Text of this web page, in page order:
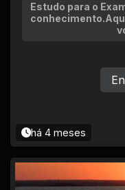
Estudo para o
há 4 meses